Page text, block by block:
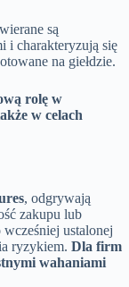
są
i charakteryzują się
na giełdzie.
rolę w
w celach
, odgrywają
zakupu lub
ustalonej
ryzykiem. Dla firm
wahaniami